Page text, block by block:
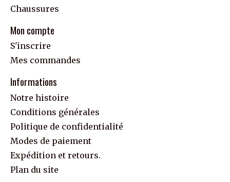
Chaussures
Mon compte
S'inscrire
Mes commandes
Informations
Notre histoire
Conditions générales
Politique de confidentialité
Modes de paiement
Expédition et retours.
Plan du site